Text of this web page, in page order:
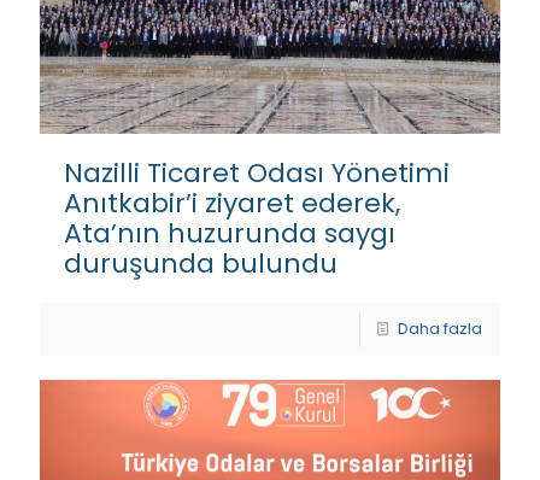
Nazilli Ticaret Odası Yönetimi
Anıtkabir’i ziyaret ederek,
Ata’nın huzurunda saygı
duruşunda bulundu
Daha fazla